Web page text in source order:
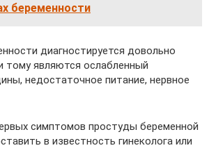
беременности
диагностируется довольно
тому являются ослабленный
недостаточное питание, нервное
симптомов простуды беременной
в известность гинеколога или